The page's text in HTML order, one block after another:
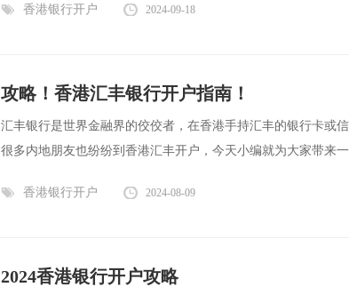
香港银行开户 2024-09-18
攻略！香港汇丰银行开户指南！
汇丰银行是世界金融界的佼佼者，在香港手持汇丰的银行卡或
很多内地朋友也纷纷到香港汇丰开户，今天小编就为大家带来
香港银行开户 2024-08-09
2024香港银行开户攻略